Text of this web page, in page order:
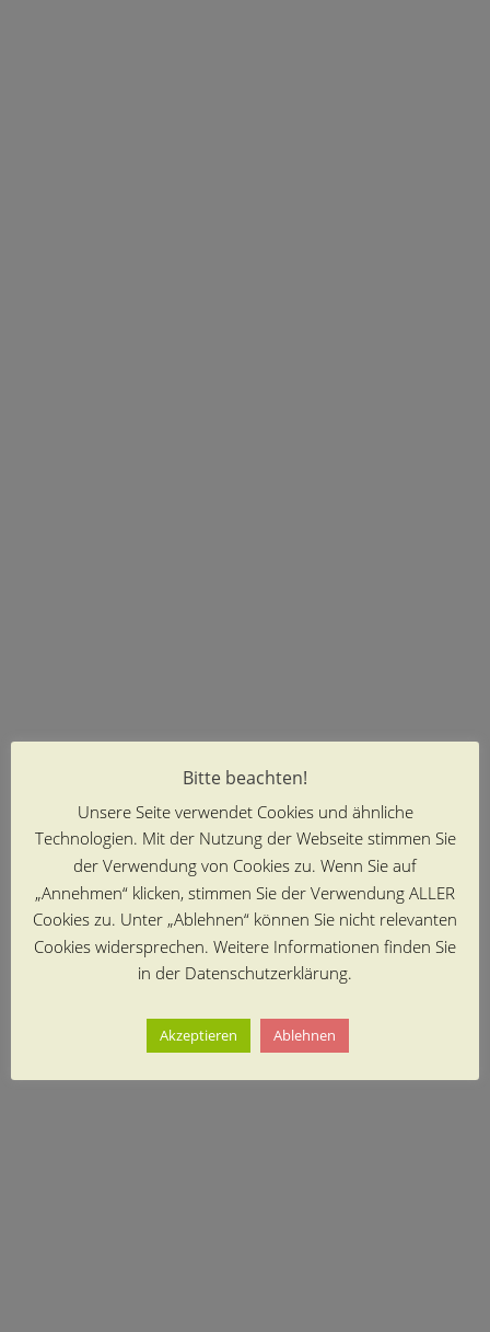
Bitte beachten!
Unsere Seite verwendet Cookies und ähnliche
Technologien. Mit der Nutzung der Webseite stimmen Sie
der Verwendung von Cookies zu. Wenn Sie auf
„Annehmen“ klicken, stimmen Sie der Verwendung ALLER
Cookies zu. Unter „Ablehnen“ können Sie nicht relevanten
Cookies widersprechen. Weitere Informationen finden Sie
in der Datenschutzerklärung.
Akzeptieren Ablehnen